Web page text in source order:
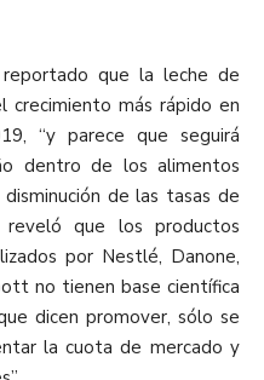
reportado que la leche de
crecimiento más rápido en
“y parece que seguirá
dentro de los alimentos
de las tasas de
reveló que los productos
por Nestlé, Danone,
no tienen base científica
dicen promover, sólo se
la cuota de mercado y